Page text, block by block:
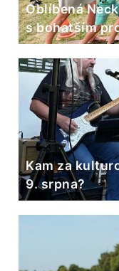
Oblíbená
s bohatším
Kam za
9. srpna?